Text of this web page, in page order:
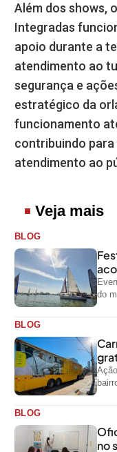
Além dos shows,
Integradas
apoio durante a
atendimento ao
segurança e
estratégico da
funcionamento
contribuindo para
atendimento ao
Veja mais
BLOG
do
BLOG
BLOG
no